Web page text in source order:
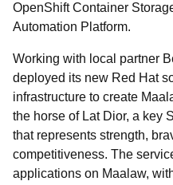
OpenShift Container
Automation Platform.
Working with local partner
deployed its new Red Hat
infrastructure to create
the horse of Lat Dior, a key
that represents strength,
competitiveness. The
applications on Maalaw,